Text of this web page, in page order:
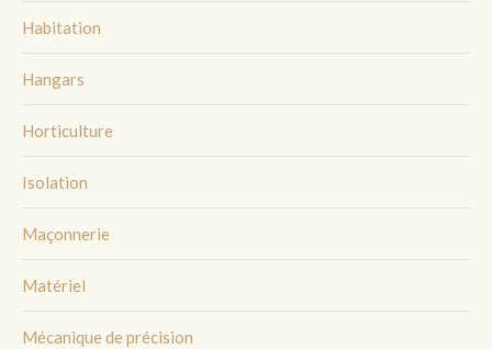
Habitation
Hangars
Horticulture
Isolation
Maçonnerie
Matériel
Mécanique de précision